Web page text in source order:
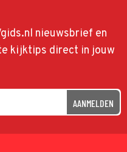
nieuwsbrief en
kijktips direct in jouw
AANMELDEN